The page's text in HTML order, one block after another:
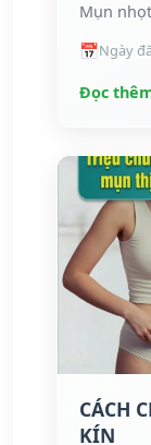
Mụn
Ngày
Đọc
CÁCH
KÍN